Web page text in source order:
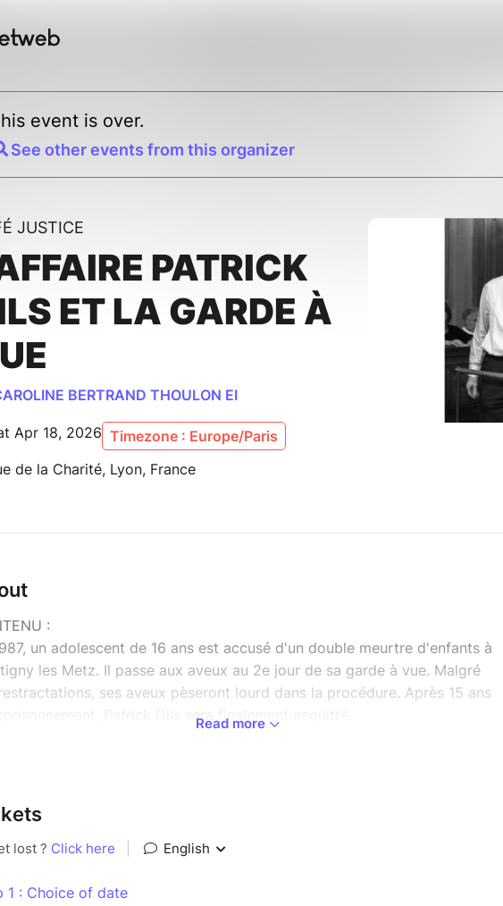
event is over.
See other events from this organizer
JUSTICE
PATRICK
ET LA GARDE À
BERTRAND THOULON EI
Apr 18, 2026 Timezone : Europe/Paris
de la Charité, Lyon, France
:
un adolescent de 16 ans est accusé d'un double meurtre d'enfants à
les Metz. Il passe aux aveux au 2e jour de sa garde à vue. Malgré
ses aveux pèseront lourd dans la procédure. Après 15 ans
Patrick Dils sera finalement acquitté.
PRATIQUES :
du Café Justice : 1h25
de participants : 12 personnes maximum
Read more